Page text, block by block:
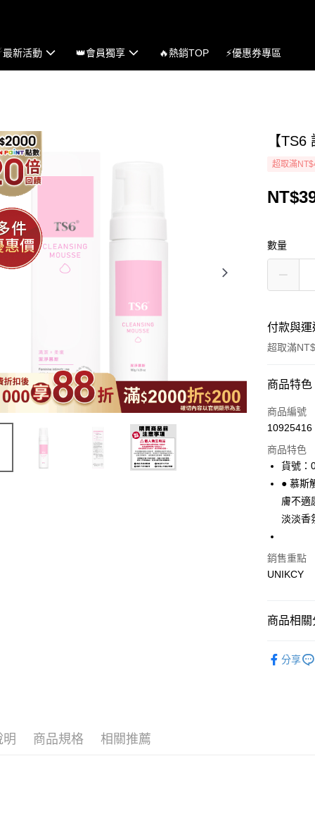
新活動 👑會員獨享 🔥熱銷TOP ⚡優惠券專區
【
超取滿
數量
付款與運
超取滿
付款方式
icash Pay
超商取貨
LINE Pay
Apple Pay
街口支付
悠遊付
7-11取貨
商品特色
商品編號
10925416
商品特色
貨號：
● 慕斯
膚不適
淡淡香
銷售重點
UNIKCY
商品相關
分享
明 商品規格 相關推薦